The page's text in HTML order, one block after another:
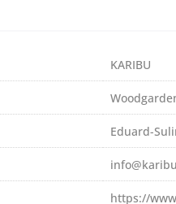
KARIBU
Eduard-
https://